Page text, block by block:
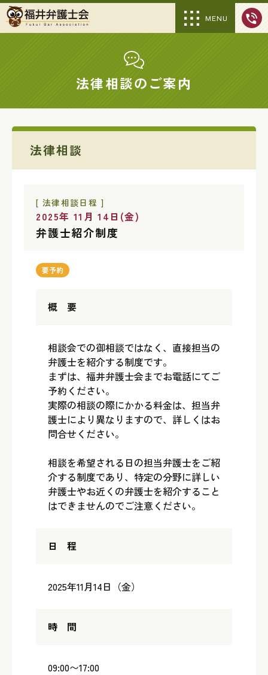
MENU
法律相談のご案内
法律相談
[ 法律相談日程 ]
2025年 11月 14日(金)
弁護士紹介制度
要予約
概 要
相談会での御相談ではなく、直接担当の
弁護士を紹介する制度です。
まずは、福井弁護士会までお電話にてご
予約ください。
実際の相談の際にかかる料金は、担当弁
護士により異なりますので、詳しくはお
問合せください。
相談を希望される日の担当弁護士をご紹
介する制度であり、特定の分野に詳しい
弁護士やお近くの弁護士を紹介すること
はできませんのでご注意ください。
日 程
2025年11月14日（金）
時 間
09:00〜17:00